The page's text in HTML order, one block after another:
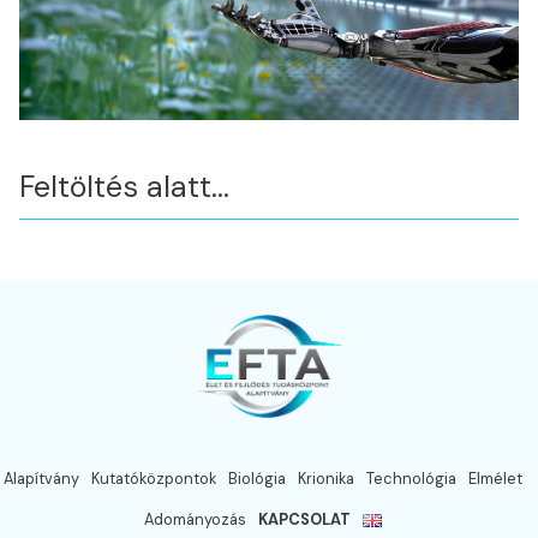
Feltöltés alatt…
Alapítvány Kutatóközpontok Biológia Krionika Technológia
Elmélet
Adományozás
KAPCSOLAT